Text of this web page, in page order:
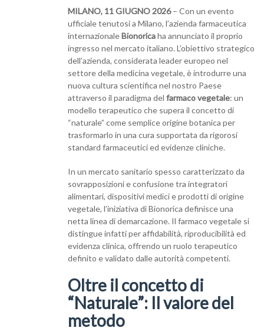
MILANO, 11 GIUGNO 2026– Con un evento
ufficiale tenutosi a Milano, l’azienda farmaceutica
internazionaleBionoricaha annunciato il proprio
ingresso nel mercato italiano. L’obiettivo strategico
dell’azienda, considerata leader europeo nel
settore della medicina vegetale, è introdurre una
nuova cultura scientifica nel nostro Paese
attraverso il paradigma del farmaco vegetale: un
modello terapeutico che supera il concetto di
“naturale” come semplice origine botanica per
trasformarlo in una cura supportata da rigorosi
standard farmaceutici ed evidenze cliniche.
In un mercato sanitario spesso caratterizzato da
sovrapposizioni e confusione tra integratori
alimentari, dispositivi medici e prodotti di origine
vegetale, l’iniziativa di Bionorica definisce una
netta linea di demarcazione. Il farmaco vegetale si
distingue infatti per affidabilità, riproducibilità ed
evidenza clinica, offrendo un ruolo terapeutico
definito e validato dalle autorità competenti.
Oltre il concetto di
“Naturale”: Il valore del
metodo